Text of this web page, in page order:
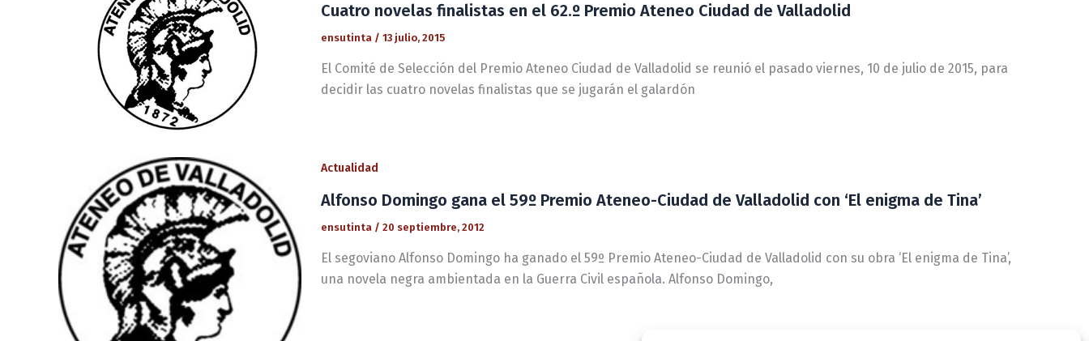
Cuatro novelas finalistas en el 62.º Premio Ateneo Ciudad de Valladolid
ensutinta / 13 julio, 2015
El Comité de Selección del Premio Ateneo Ciudad de Valladolid se reunió el pasado viernes, 10 de julio de 2015, para
decidir las cuatro novelas finalistas que se jugarán el galardón
Actualidad
Alfonso Domingo gana el 59º Premio Ateneo-Ciudad de Valladolid con ‘El enigma de Tina’
ensutinta / 20 septiembre, 2012
El segoviano Alfonso Domingo ha ganado el 59º Premio Ateneo-Ciudad de Valladolid con su obra ‘El enigma de Tina’,
una novela negra ambientada en la Guerra Civil española. Alfonso Domingo,